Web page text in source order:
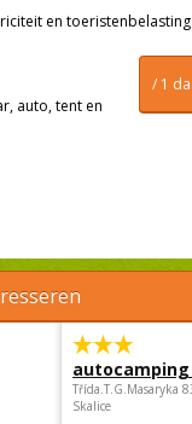
en toeristenbelasting
/ 1
auto, tent en
autocamping
Třída.T.G.Masaryka
Skalice